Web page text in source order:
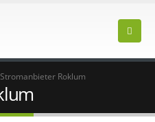
Stromanbieter Roklum